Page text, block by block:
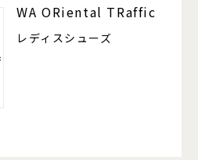
WA ORiental TRaffic
レディスシューズ